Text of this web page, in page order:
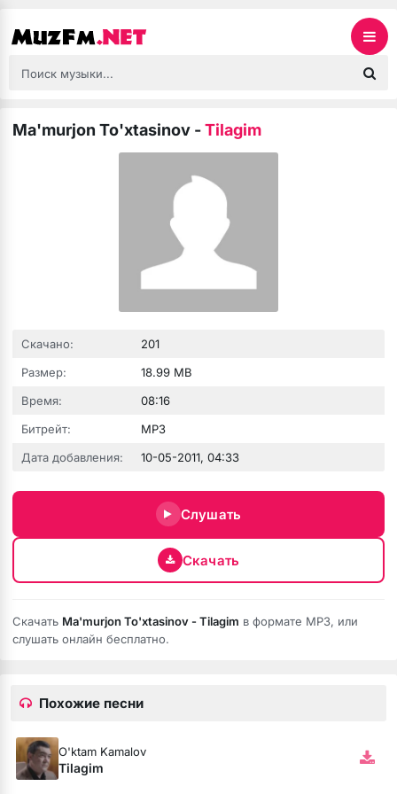
ни била
душа
Ma'murjon To'xtasinov -Tilagim
Скачано:
201
Размер:
18.99 MB
Время:
08:16
Битрейт:
MP3
Дата добавления:
10-05-2011, 04:33
Слушать
Скачать
Скачать Ma'murjon To'xtasinov - Tilagim в формате MP3, или
слушать онлайн бесплатно.
Похожие песни
O'ktam Kamalov
Tilagim